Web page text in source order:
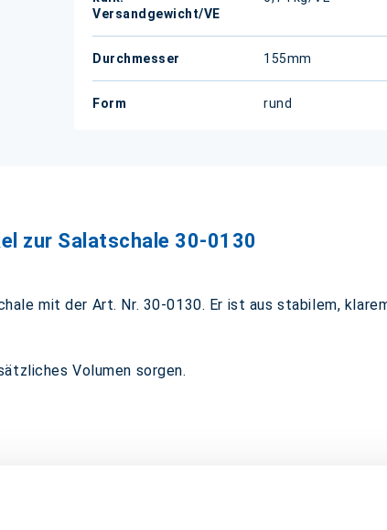
Versandgewicht/VE
Durchmesser 155mm
Form rund
zur Salatschale 30-0130
mit der Art. Nr. 30-0130. Er ist aus stabilem,
Volumen sorgen.